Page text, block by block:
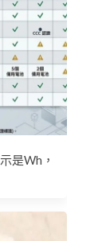
是Wh，